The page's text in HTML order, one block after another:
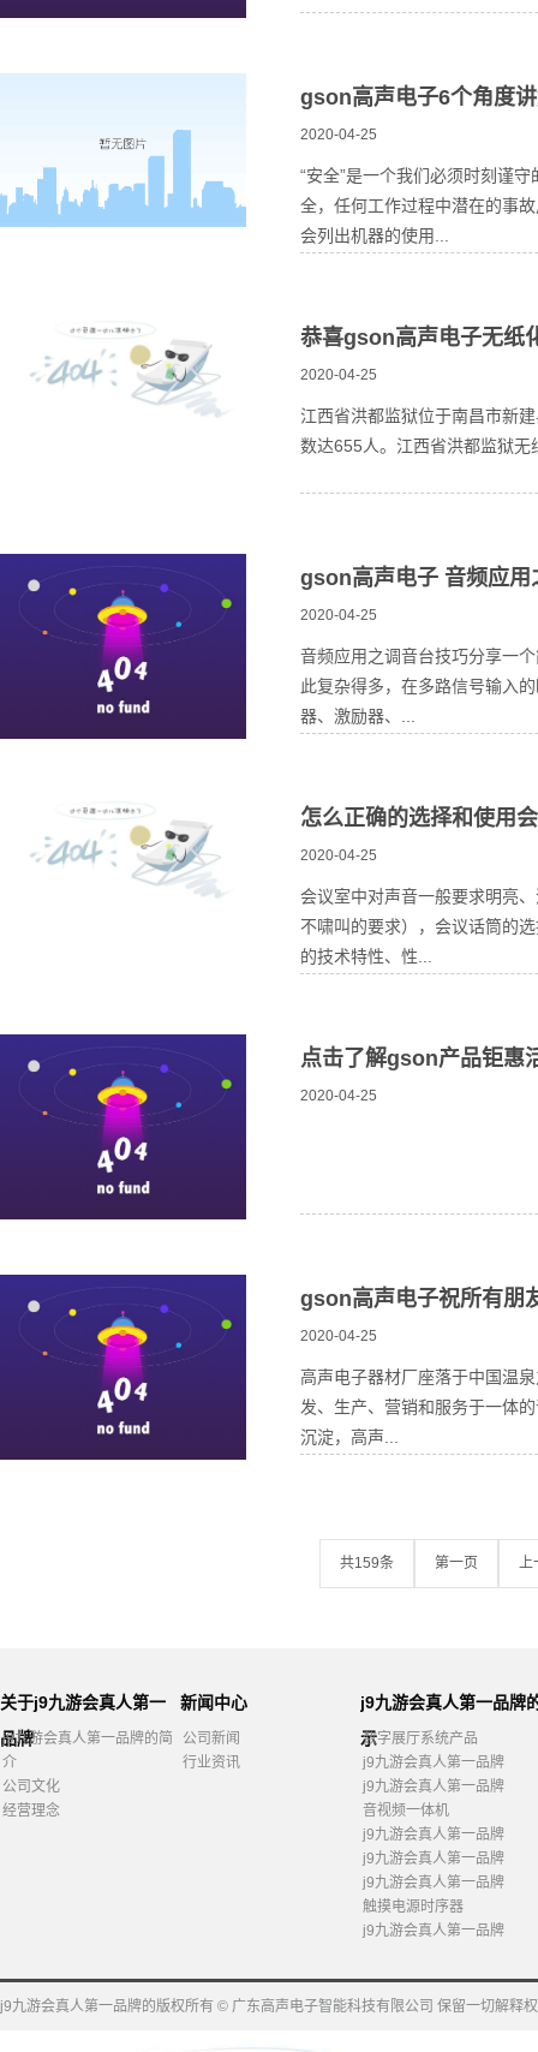
gson高声电子6个角度
2020-04-25
“安全”是一个我们必须时刻谨
全，任何工作过程中潜在的事
会列出机器的使用...
恭喜gson高声电子无纸
2020-04-25
江西省洪都监狱位于南昌市新
数达655人。江西省洪都监狱
gson高声电子 音频应用
2020-04-25
音频应用之调音台技巧分享一
此复杂得多，在多路信号输入
器、激励器、...
怎么正确的选择和使用
2020-04-25
会议室中对声音一般要求明亮
不啸叫的要求），会议话筒的
的技术特性、性...
点击了解gson产品钜惠
2020-04-25
gson高声电子祝所有朋
2020-04-25
高声电子器材厂座落于中国温
发、生产、营销和服务于一体
沉淀，高声...
共159条 第一页 上
关于j9九游会真人第一
品牌
j9九游会真人第一品牌的简
介
公司文化
经营理念
新闻中心
公司新闻
行业资讯
j9九游会真人第一品牌
示
数字展厅系统产品
j9九游会真人第一品牌
j9九游会真人第一品牌
音视频一体机
j9九游会真人第一品牌
j9九游会真人第一品牌
j9九游会真人第一品牌
触摸电源时序器
j9九游会真人第一品牌
j9九游会真人第一品牌的版权所有 © 广东高声电子智能科技有限公司 保留一切解释